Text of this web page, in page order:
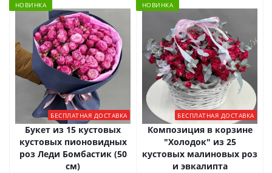
НОВИНКА
БЕСПЛАТНАЯ ДОСТАВКА
Букет из 15 кустовых
кустовых пионовидных
роз Леди Бомбастик (50
см)
НОВИНКА
БЕСПЛАТНАЯ ДОСТАВКА
Композиция в корзине
"Холодок" из 25
кустовых малиновых роз
и эвкалипта